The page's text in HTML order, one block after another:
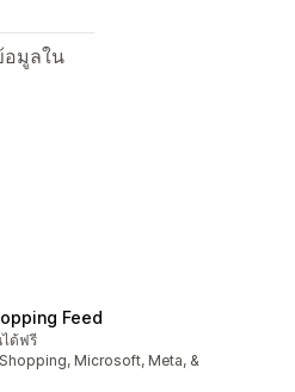
อมูลใน
Feed
ด้ฟรี
Microsoft, Meta, &